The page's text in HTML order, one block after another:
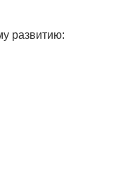
развитию: